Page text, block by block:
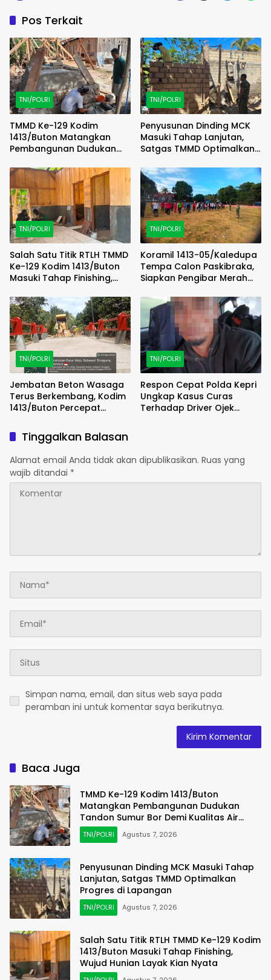
Pos Terkait
TNI/POLRI
TMMD Ke-129 Kodim
1413/Buton Matangkan
Pembangunan Dudukan
Kualitas Air Bersih
TNI/POLRI
Penyusunan Dinding MCK
Masuki Tahap Lanjutan,
Satgas TMMD Optimalkan
TNI/POLRI
Salah Satu Titik RTLH TMMD
Ke-129 Kodim 1413/Buton
Masuki Tahap Finishing,
Nyata
TNI/POLRI
Koramil 1413-05/Kaledupa
Tempa Calon Paskibraka,
Siapkan Pengibar Merah
Disiplin
TNI/POLRI
Jembatan Beton Wasaga
Terus Berkembang, Kodim
1413/Buton Percepat
TNI/POLRI
Respon Cepat Polda Kepri
Ungkap Kasus Curas
Terhadap Driver Ojek
Tinggalkan Balasan
Alamat email Anda tidak akan dipublikasikan. Ruas yang
wajib ditandai *
Simpan nama, email, dan situs web saya pada
peramban ini untuk komentar saya berikutnya.
Baca Juga
TMMD Ke-129 Kodim 1413/Buton
Matangkan Pembangunan Dudukan
Tandon Sumur Bor Demi Kualitas Air
Bersih
TNI/POLRI Agustus 7, 2026
Penyusunan Dinding MCK Masuki Tahap
Lanjutan, Satgas TMMD Optimalkan
Progres di Lapangan
TNI/POLRI Agustus 7, 2026
Salah Satu Titik RTLH TMMD Ke-129 Kodim
1413/Buton Masuki Tahap Finishing,
Wujud Hunian Layak Kian Nyata